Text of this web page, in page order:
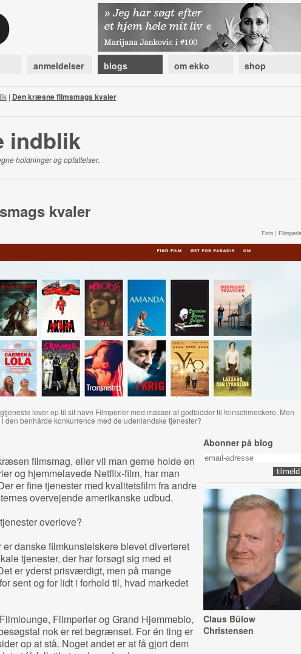
anmeldelser blogs om ekko shop
| Den kræsne filmsmags kvaler
indblik
holdninger og opfattelser.
kvaler
Foto |
lever op til sit navn Filmperler med masser af godbidder til feinschmeckere. Men
den benhårde konkurrence med de udenlandske tjenester?
filmsmag, eller vil man gerne holde en
og hjemmelavede Netflix-film, har man
er fine tjenester med kvalitetsfilm fra andre
overvejende amerikanske udbud.
overleve?
danske filmkunstelskere blevet diverteret
tjenester, der har forsøgt sig med et
er yderst prisværdigt, men på mange
sent og for lidt i forhold til, hvad markedet
Filmperler og Grand Hjemmebio,
nok er ret begrænset. For én ting er
op at stå. Noget andet er at få gjort dem
Abonner på blog
Claus Bülow
Christensen